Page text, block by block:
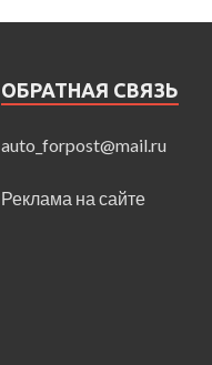
ОБРАТНАЯ СВЯЗЬ
auto_forpost@mail.ru
Реклама на сайте